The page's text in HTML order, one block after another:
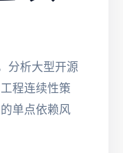
分析大型开源
程连续性策
单点依赖风